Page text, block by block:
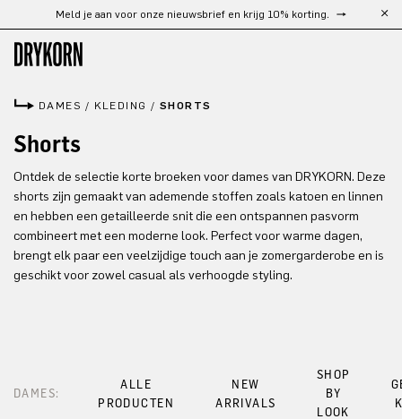
Ga naar de hoofdinhoud
Meld je aan voor onze nieuwsbrief en krijg 10% korting.
DAMES / KLEDING / SHORTS
Shorts
Ontdek de selectie korte broeken voor dames van DRYKORN. Deze
shorts zijn gemaakt van ademende stoffen zoals katoen en linnen
en hebben een getailleerde snit die een ontspannen pasvorm
combineert met een moderne look. Perfect voor warme dagen,
brengt elk paar een veelzijdige touch aan je zomergarderobe en is
geschikt voor zowel casual als verhoogde styling.
DAMES:
ALLE
PRODUCTEN
NEW
ARRIVALS
SHOP
BY
LOOK